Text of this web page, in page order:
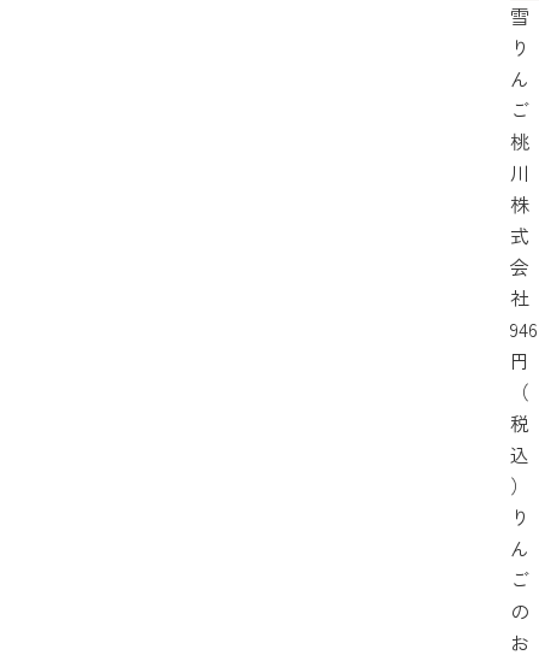
雪
り
ん
ご
桃
川
株
式
会
社
946
円
（
税
込
）
り
ん
ご
の
お